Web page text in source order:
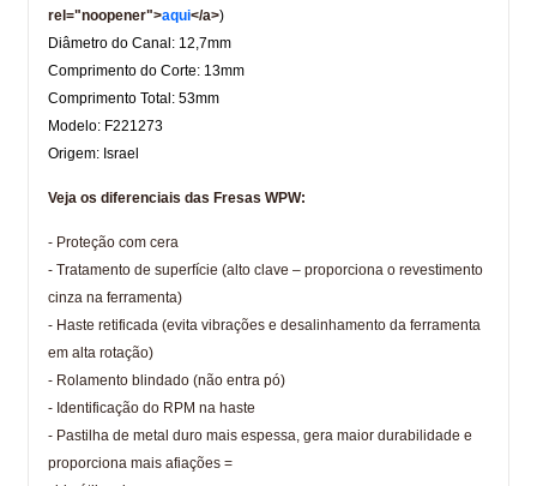
rel="noopener">aqui</a>)
Diâmetro do Canal: 12,7mm
Comprimento do Corte: 13mm
Comprimento Total: 53mm
Modelo: F221273
Origem: Israel
Veja os diferenciais das Fresas WPW:
- Proteção com cera
- Tratamento de superfície (alto clave – proporciona o revestimento
cinza na ferramenta)
- Haste retificada (evita vibrações e desalinhamento da ferramenta
em alta rotação)
- Rolamento blindado (não entra pó)
- Identificação do RPM na haste
- Pastilha de metal duro mais espessa, gera maior durabilidade e
proporciona mais afiações =